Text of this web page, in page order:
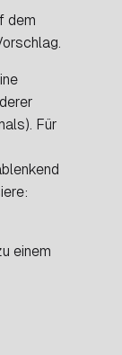
dem
Für
einem